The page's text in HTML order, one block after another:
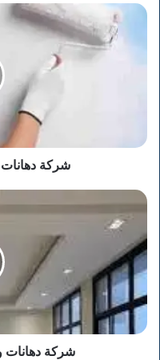
شركة
وديكورات
شركة
شركة
دهانات
وديكورات
فى
القطيف
شركة دهانات